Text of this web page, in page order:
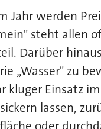
Jahr werden
steht allen
Darüber
„Wasser" zu
kluger Einsatz
lassen,